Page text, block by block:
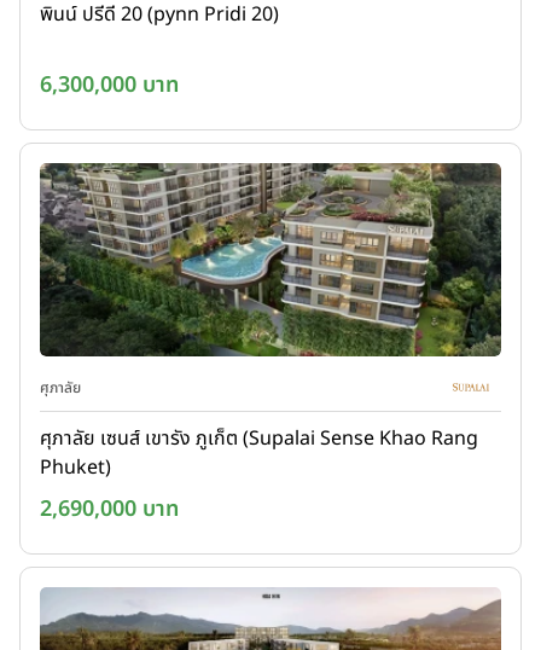
พินน์ ปรีดี 20 (pynn Pridi 20)
6,300,000 บาท
ศุภาลัย
ศุภาลัย เซนส์ เขารัง ภูเก็ต (Supalai Sense Khao Rang
Phuket)
2,690,000 บาท